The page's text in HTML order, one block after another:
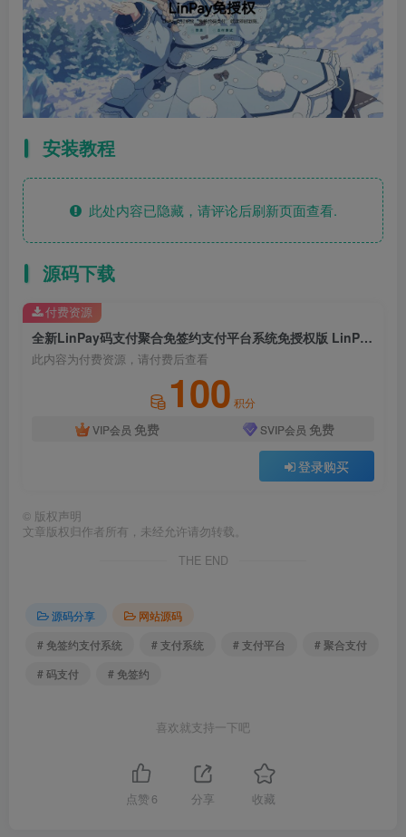
安装教程
此处内容已隐藏，请评论后刷新页面查看.
源码下载
全新LinPay码支付聚合免签约支付平台系统免授权版 LinPay源支付网站源码兼容所有易支付
此内容为付费资源，请付费后查看
100 积分
VIP会员 免费 SVIP会员 免费
登录购买
付费资源
© 版权声明
文章版权归作者所有，未经允许请勿转载。
THE END
源码分享
网站源码
# 免签约支付系统
# 支付系统 # 支付平台
# 聚合支付
# 码支付
# 免签约
喜欢就支持一下吧
点赞 6 分享 收藏